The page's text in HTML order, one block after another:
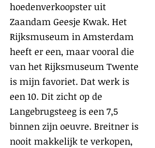
hoedenverkoopster uit
Zaandam Geesje Kwak. Het
Rijksmuseum in Amsterdam
heeft er een, maar vooral die
van het Rijksmuseum Twente
is mijn favoriet. Dat werk is
een 10. Dit zicht op de
Langebrugsteeg is een 7,5
binnen zijn oeuvre. Breitner is
nooit makkelijk te verkopen,